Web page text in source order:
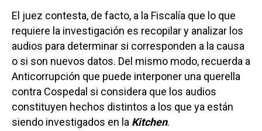
El juez contesta, de facto, a la Fiscalía que lo que
requiere la investigación es recopilar y analizar los
audios para determinar si corresponden a la causa
o si son nuevos datos. Del mismo modo, recuerda a
Anticorrupción que puede interponer una querella
contra Cospedal si considera que los audios
constituyen hechos distintos a los que ya están
siendo investigados en la Kitchen.